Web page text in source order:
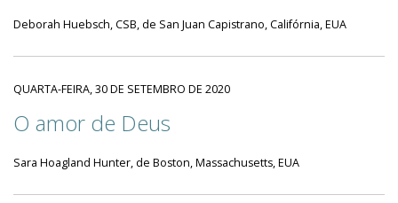
Deborah Huebsch, CSB, de San Juan Capistrano, Califórnia, EUA
QUARTA-FEIRA, 30 DE SETEMBRO DE 2020
O amor de Deus
Sara Hoagland Hunter, de Boston, Massachusetts, EUA